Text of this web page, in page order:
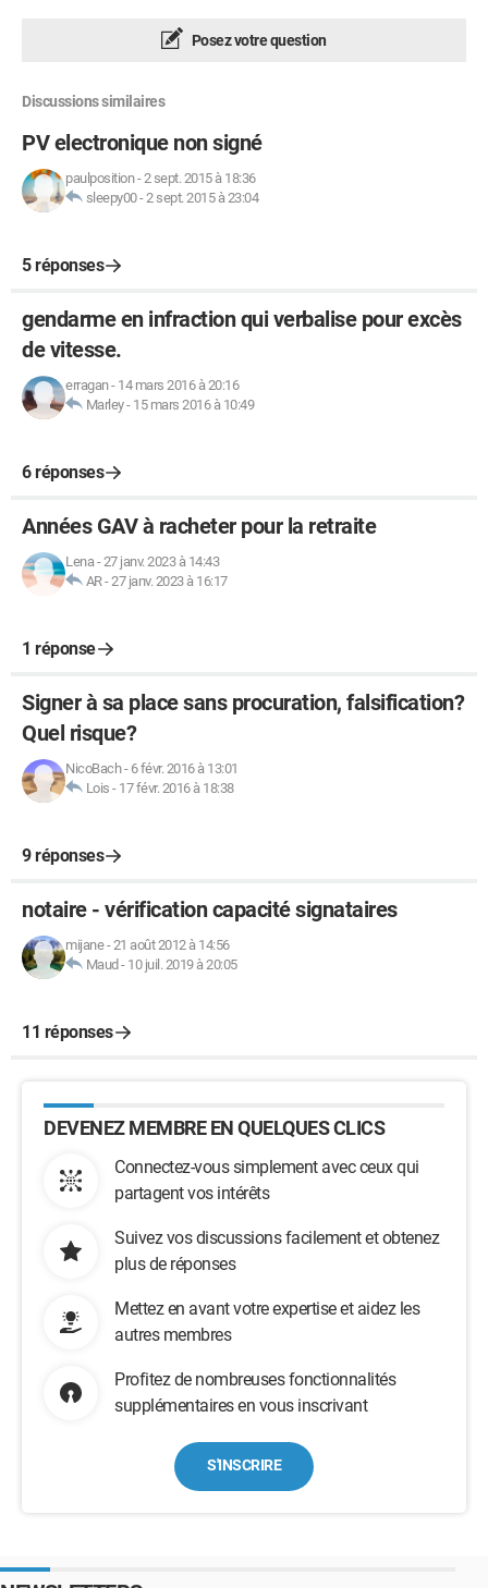
Posez votre question
Discussions similaires
PV electronique non signé
paulposition-2 sept. 2015 à 18:36
sleepy00-2 sept. 2015 à 23:04
5 réponses
gendarme en infraction qui verbalise pour excès
de vitesse.
erragan- 14 mars 2016 à 20:16
Marley- 15 mars 2016 à 10:49
6 réponses
Années GAV à racheter pour la retraite
Lena -27 janv. 2023 à 14:43
AR-27 janv. 2023 à 16:17
1 réponse
Signer à sa place sans procuration, falsification?
Quel risque?
NicoBach- 6 févr. 2016 à 13:01
Lois - 17 févr. 2016 à 18:38
9 réponses
notaire - vérification capacité signataires
mijane-21 août 2012 à 14:56
Maud- 10 juil. 2019 à 20:05
11 réponses
DEVENEZ MEMBRE EN QUELQUES CLICS
Connectez-vous simplement avec ceux qui
partagent vos intérêts
Suivez vos discussions facilement et obtenez
plus de réponses
Mettez en avant votre expertise et aidez les
autres membres
Profitez de nombreuses fonctionnalités
supplémentaires en vous inscrivant
S'INSCRIRE